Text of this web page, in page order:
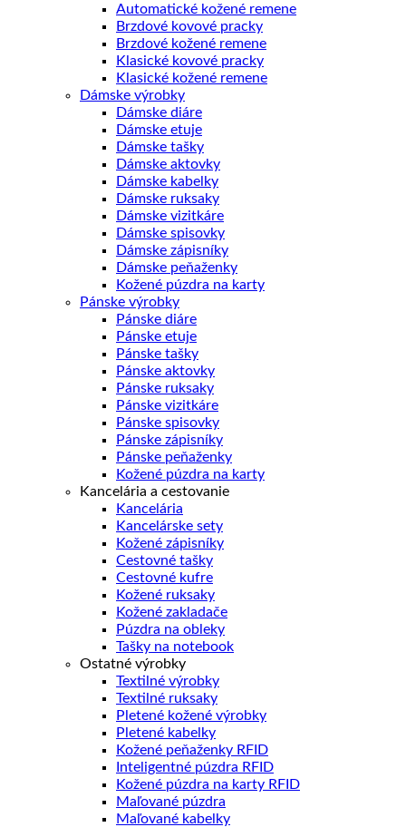
Automatické kožené remene
Brzdové kovové pracky
Brzdové kožené remene
Klasické kovové pracky
Klasické kožené remene
Dámske výrobky
Dámske diáre
Dámske etuje
Dámske tašky
Dámske aktovky
Dámske kabelky
Dámske ruksaky
Dámske vizitkáre
Dámske spisovky
Dámske zápisníky
Dámske peňaženky
Kožené púzdra na karty
Pánske výrobky
Pánske diáre
Pánske etuje
Pánske tašky
Pánske aktovky
Pánske ruksaky
Pánske vizitkáre
Pánske spisovky
Pánske zápisníky
Pánske peňaženky
Kožené púzdra na karty
Kancelária a cestovanie
Kancelária
Kancelárske sety
Kožené zápisníky
Cestovné tašky
Cestovné kufre
Kožené ruksaky
Kožené zakladače
Púzdra na obleky
Tašky na notebook
Ostatné výrobky
Textilné výrobky
Textilné ruksaky
Pletené kožené výrobky
Pletené kabelky
Kožené peňaženky RFID
Inteligentné púzdra RFID
Kožené púzdra na karty RFID
Maľované púzdra
Maľované kabelky